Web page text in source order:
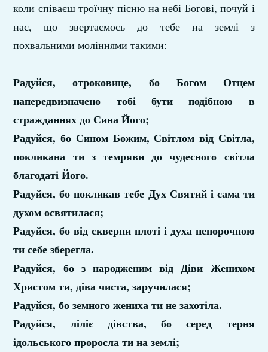
коли співаєш троїчну пісню на небі Богові, почуй і
нас, що звертаємось до тебе на землі з
похвальними моліннями такими:
Радуйся, отроковице, бо Богом Отцем
напередвизначено тобі бути подібною в
стражданнях до Сина Його;
Радуйся, бо Сином Божим, Світлом від Світла,
покликана ти з темряви до чудесного світла
благодаті Його.
Радуйся, бо покликав тебе Дух Святий і сама ти
духом освятилася;
Радуйся, бо від скверни плоті і духа непорочною
ти себе зберегла.
Радуйся, бо з народженим від Діви Женихом
Христом ти, діва чиста, заручилася;
Радуйся, бо земного жениха ти не захотіла.
Радуйся, ліліє дівства, бо серед терня
ідольського проросла ти на землі;